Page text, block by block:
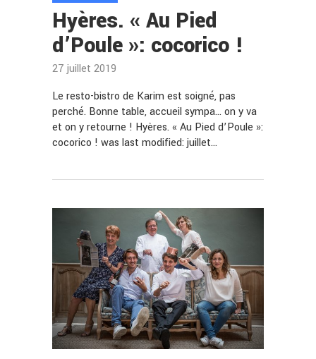
Hyères. « Au Pied
d’Poule »: cocorico !
27 juillet 2019
Le resto-bistro de Karim est soigné, pas
perché. Bonne table, accueil sympa… on y va
et on y retourne ! Hyères. « Au Pied d’Poule »:
cocorico ! was last modified: juillet…